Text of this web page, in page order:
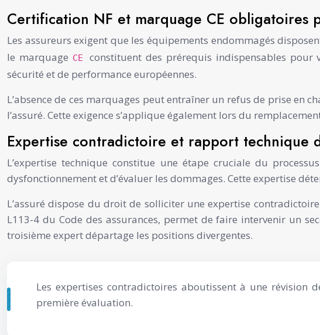
Certification NF et marquage CE obligatoires
Les assureurs exigent que les équipements endommagés
le marquage CEconstituent des prérequis indispensables
sécurité et de performance européennes.
L’absence de ces marquages peut entraîner un refus de prise en
l’assuré. Cette exigence s’applique également lors du
Expertise contradictoire et rapport technique
L’expertise technique constitue une étape cruciale du
dysfonctionnement et d’évaluer les dommages. Cette expertise
L’assuré dispose du droit de solliciter une expertise
L113-4 du Code des assurances, permet de faire intervenir un
troisième expert départage les positions divergentes.
Les expertises contradictoires aboutissent à une révision
première évaluation.